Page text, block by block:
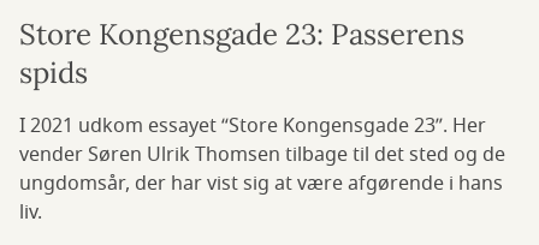
Store Kongensgade 23: Passerens
spids
I 2021 udkom essayet “Store Kongensgade 23”. Her
vender Søren Ulrik Thomsen tilbage til det sted og de
ungdomsår, der har vist sig at være afgørende i hans
liv.